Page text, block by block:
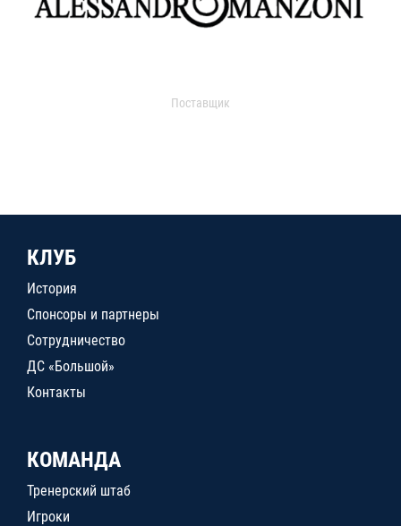
Поставщик
КЛУБ
История
Спонсоры и партнеры
Сотрудничество
ДС «Большой»
Контакты
КОМАНДА
Тренерский штаб
Игроки